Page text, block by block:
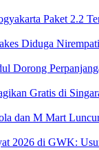
Paket 2.2
Diduga
Dorong
Gratis di
dan M Mart
2026 di GWK: